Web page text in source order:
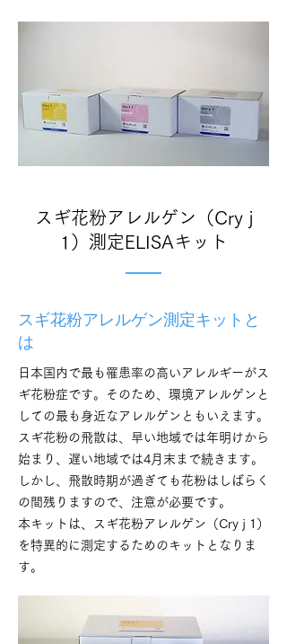
スギ花粉アレルゲン（Cry j
1）測定ELISAキット
スギ花粉アレルゲン測定キットと
は
日本国内で最も罹患率の高いアレルギーがス
ギ花粉症です。そのため、環境アレルゲンと
しての最も身近なアレルゲンともいえます。
スギ花粉の飛散は、早い地域では年明けから
始まり、遅い地域では4月末まで続きます。
しかし、飛散時期が過ぎても花粉はしばらく
の間残りますので、注意が必要です。
本キットは、スギ花粉アレルゲン（Cry j 1）
を特異的に測定するためのキットとなりま
す。